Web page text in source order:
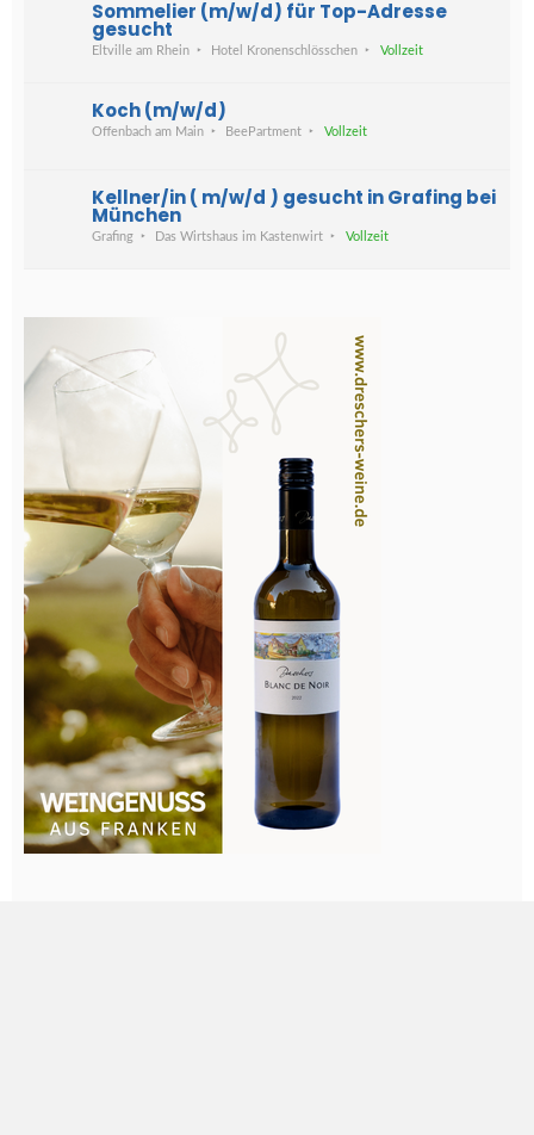
Sommelier (m/w/d) für Top-Adresse
gesucht
Eltville am Rhein Hotel Kronenschlösschen Vollzeit
Koch (m/w/d)
Offenbach am Main BeePartment Vollzeit
Kellner/in ( m/w/d ) gesucht in Grafing bei
München
Grafing Das Wirtshaus im Kastenwirt Vollzeit